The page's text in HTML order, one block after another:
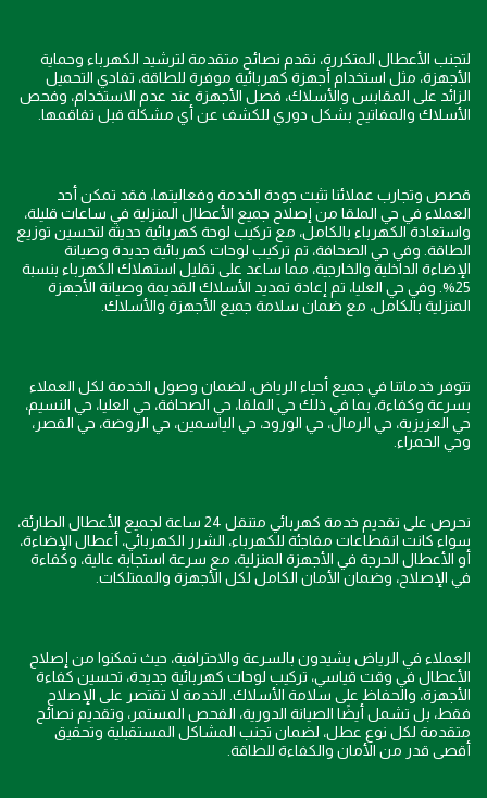
لتجنب الأعطال المتكررة، نقدم نصائح متقدمة لترشيد الكهرباء وحماية
الأجهزة، مثل استخدام أجهزة كهربائية موفرة للطاقة، تفادي التحميل
الزائد على المقابس والأسلاك، فصل الأجهزة عند عدم الاستخدام، وفحص
الأسلاك والمفاتيح بشكل دوري للكشف عن أي مشكلة قبل تفاقمها.
قصص وتجارب عملائنا تثبت جودة الخدمة وفعاليتها، فقد تمكن أحد
العملاء في حي الملقا من إصلاح جميع الأعطال المنزلية في ساعات قليلة،
واستعادة الكهرباء بالكامل، مع تركيب لوحة كهربائية حديثة لتحسين توزيع
الطاقة. وفي حي الصحافة، تم تركيب لوحات كهربائية جديدة وصيانة
الإضاءة الداخلية والخارجية، مما ساعد على تقليل استهلاك الكهرباء بنسبة
25%. وفي حي العليا، تم إعادة تمديد الأسلاك القديمة وصيانة الأجهزة
المنزلية بالكامل، مع ضمان سلامة جميع الأجهزة والأسلاك.
تتوفر خدماتنا في جميع أحياء الرياض، لضمان وصول الخدمة لكل العملاء
بسرعة وكفاءة، بما في ذلك حي الملقا، حي الصحافة، حي العليا، حي النسيم،
حي العزيزية، حي الرمال، حي الورود، حي الياسمين، حي الروضة، حي القصر،
وحي الحمراء.
نحرص على تقديم خدمة كهربائي متنقل 24 ساعة لجميع الأعطال الطارئة،
سواء كانت انقطاعات مفاجئة للكهرباء، الشرر الكهربائي، أعطال الإضاءة،
أو الأعطال الحرجة في الأجهزة المنزلية، مع سرعة استجابة عالية، وكفاءة
في الإصلاح، وضمان الأمان الكامل لكل الأجهزة والممتلكات.
العملاء في الرياض يشيدون بالسرعة والاحترافية، حيث تمكنوا من إصلاح
الأعطال في وقت قياسي، تركيب لوحات كهربائية جديدة، تحسين كفاءة
الأجهزة، والحفاظ على سلامة الأسلاك. الخدمة لا تقتصر على الإصلاح
فقط، بل تشمل أيضًا الصيانة الدورية، الفحص المستمر، وتقديم نصائح
متقدمة لكل نوع عطل، لضمان تجنب المشاكل المستقبلية وتحقيق
أقصى قدر من الأمان والكفاءة للطاقة.